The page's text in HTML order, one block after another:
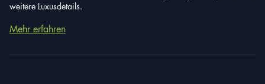
weitere Luxusdetails.
Mehr erfahren